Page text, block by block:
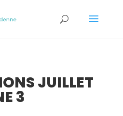
JUILLET
3